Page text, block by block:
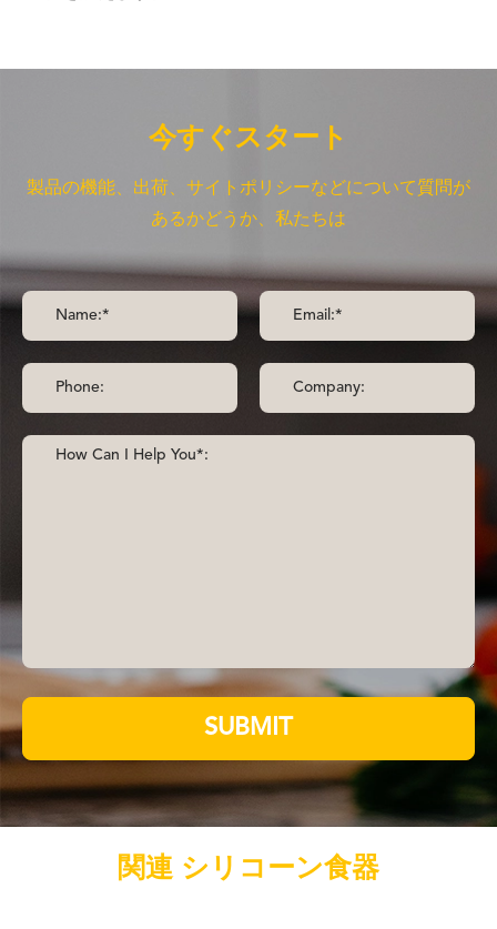
今すぐスタート
製品の機能、出荷、サイトポリシーなどについて質問が
あるかどうか、私たちは
SUBMIT
関連 シリコーン食器